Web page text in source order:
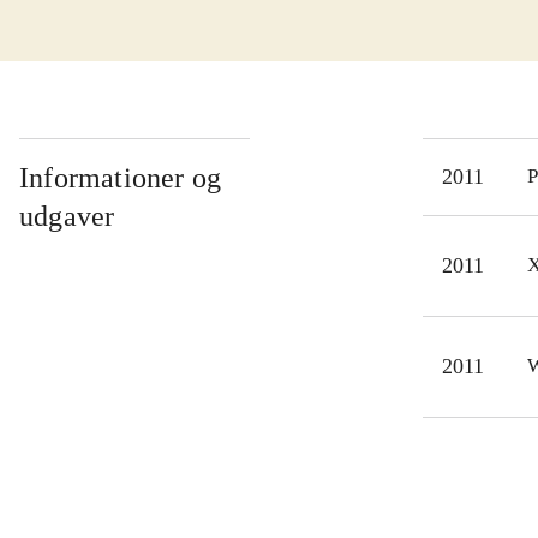
det
Informationer og
udgaver
2011
2011
2011